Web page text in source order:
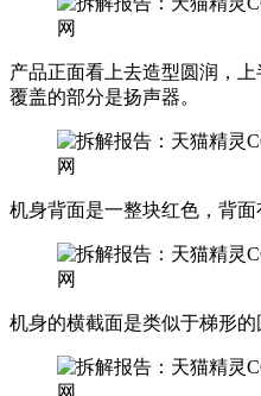
产品正面看上去造型圆润，
覆盖的部分是扬声器。
机身背面是一整块红色，背面
机身的横截面是类似于梯形的